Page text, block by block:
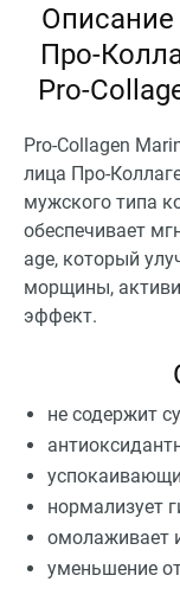
Про-
Pro-
Pro-Collagen
лица Про-
мужского типа
обеспечивает
age, который
морщины,
эффект.
не содержит
нормализует
омолаживает
уменьшение